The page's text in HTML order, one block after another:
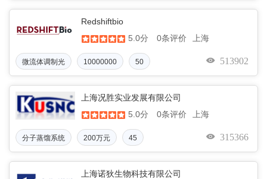
Redshiftbio
5.0分
0条评价 上海
微流体调制光 10000000 50 513902
上海况胜实业发展有限公司
5.0分
0条评价 上海
分子蒸馏系统 200万元 45 315366
上海诺狄生物科技有限公司